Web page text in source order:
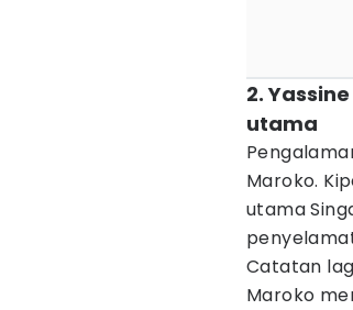
2.
utama
Maroko.
utama
Catatan
Maroko